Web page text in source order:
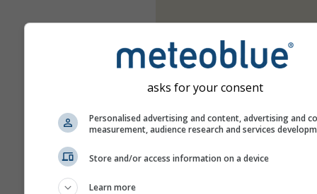
asks for your consent
Personalised advertising and content, advertising and
measurement, audience research and services
Store and/or access information on a device
Learn more